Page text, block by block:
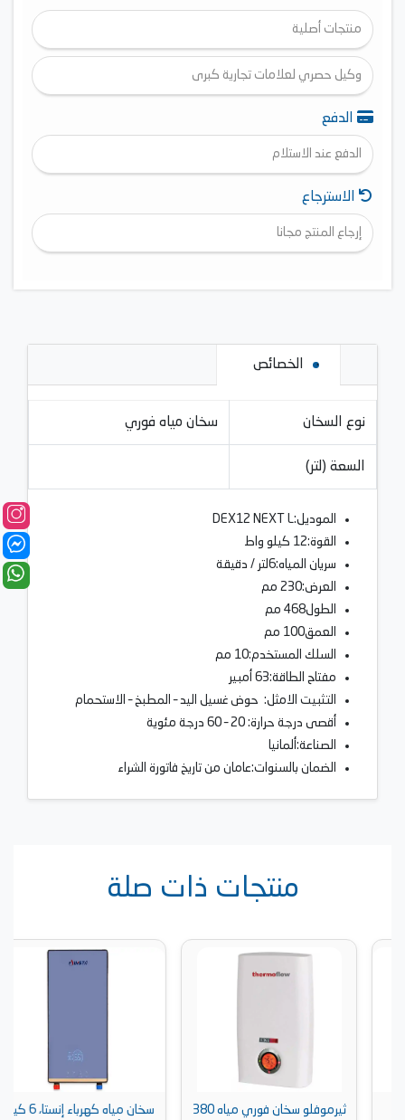
منتجات أصلية
وكيل حصري لعلامات تجارية كبرى
الدفع
الدفع عند الاستلام
الاسترجاع
إرجاع المنتج مجانا
الخصائص
نوع السخان سخان مياه فوري
السعة (لتر)
الموديل:DEX12 NEXT L
القوة:12 كيلو واط
سريان المياه:6لتر / دقيقة
العرض:230 مم
الطول468 مم
العمق100 مم
السلك المستخدم:10 مم
مفتاح الطاقة:63 أمبير
التثبيت الامثل: حوض غسيل اليد – المطبخ – الاستحمام
أقصى درجة حرارة: 20 – 60 درجة مئوية
الصناعة:ألمانيا
الضمان بالسنوات:عامان من تاريخ فاتورة الشراء
منتجات ذات صلة
ثيرموفلو سخان فوري مياه 380
سخان مياه كهرباء إنستا، 6 كيلو